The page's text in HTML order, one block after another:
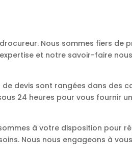
Nous sommes fiers de
et notre savoir-faire
de devis sont rangées dans des
24 heures pour vous fournir
à votre disposition pour
Nous nous engageons à